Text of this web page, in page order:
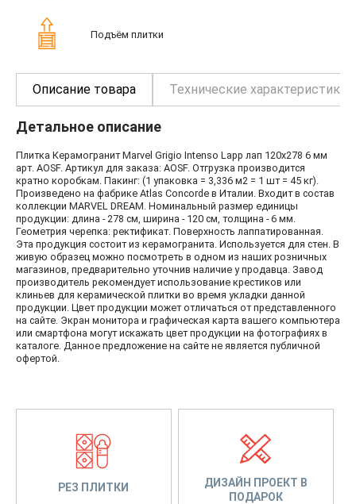
Подъём плитки
Описание товара Технические характеристики
Детальное описание
Плитка Керамогранит Marvel Grigio Intenso Lapp лап 120x278 6 мм
арт. AOSF. Артикул для заказа: AOSF. Отгрузка производится
кратно коробкам. Пакинг: (1 упаковка = 3,336 м2 = 1 шт = 45 кг).
Произведено на фабрике Atlas Concorde в Италии. Входит в состав
коллекции MARVEL DREAM. Номинальный размер единицы
продукции: длина - 278 см, ширина - 120 см, толщина - 6 мм.
Геометрия черепка: ректификат. Поверхность лаппатированная.
Эта продукция состоит из керамогранита. Используется для стен. В
живую образец можно посмотреть в одном из наших розничных
магазинов, предварительно уточнив наличие у продавца. Завод
производитель рекомендует использование крестиков или
клиньев для керамической плитки во время укладки данной
продукции. Цвет продукции может отличаться от представленного
на сайте. Экран монитора и графическая карта вашего компьютера
или смартфона могут искажать цвет продукции на фотографиях в
каталоге. Данное предложение на сайте не является публичной
офертой.
РЕЗ ПЛИТКИ
ДИЗАЙН ПРОЕКТ В
ПОДАРОК